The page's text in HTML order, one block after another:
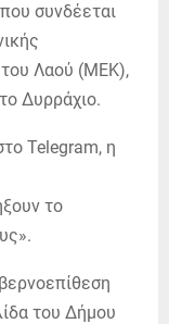
συνδέεται
Λαού (MEK),
Δυρράχιο.
Telegram, η
το
του Δήμου